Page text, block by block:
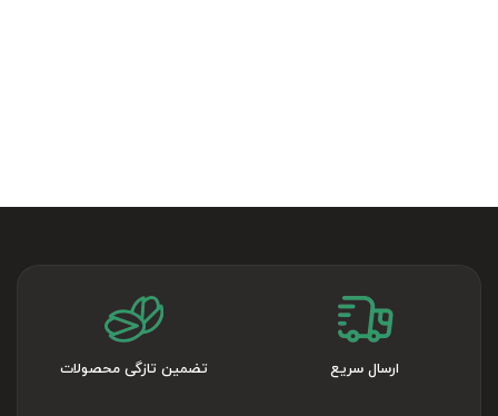
ارسال سریع تضمین تازگی محصولات